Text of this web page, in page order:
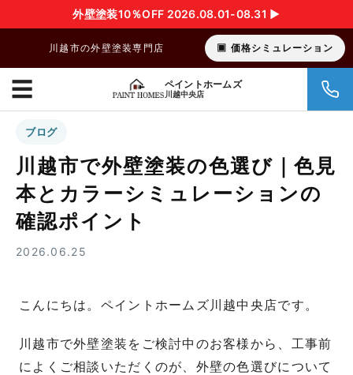
外壁塗装10％OFF 2026.08.01-08.31 ▶︎
川越市の外壁塗装専門店 価格シミュレーション
ペイントホームズ
川越中央店
☰
ブログ
川越市で外壁塗装の色選び｜色見
本とカラーシミュレーションの
確認ポイント
2026.06.25
こんにちは。ペイントホームズ川越中央店です。
川越市で外壁塗装をご検討中のお客様から、工事前
によくご相談いただくのが、外壁の色選びについて